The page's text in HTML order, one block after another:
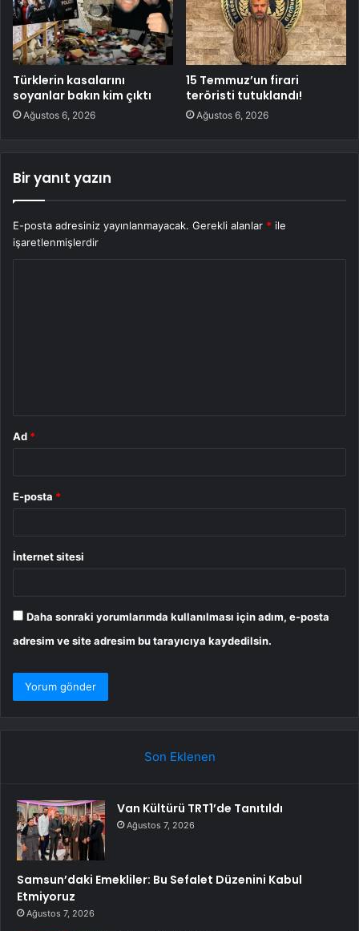
Türklerin kasalarını
soyanlar bakın kim çıktı
Ağustos 6, 2026
15 Temmuz’un firari
teröristi tutuklandı!
Ağustos 6, 2026
Bir yanıt yazın
E-posta adresiniz yayınlanmayacak. Gerekli alanlar * ile
işaretlenmişlerdir
Ad *
E-posta *
İnternet sitesi
Daha sonraki yorumlarımda kullanılması için adım, e-posta
adresim ve site adresim bu tarayıcıya kaydedilsin.
Son Eklenen
Van Kültürü TRT1’de Tanıtıldı
Ağustos 7, 2026
Samsun’daki Emekliler: Bu Sefalet Düzenini Kabul
Etmiyoruz
Ağustos 7, 2026